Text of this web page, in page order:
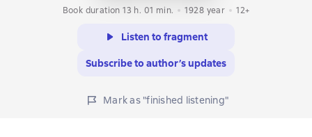
Book duration 13 h. 01 min. 1928 year 12+
Listen to fragment
Subscribe to author’s updates
Mark as "finished listening"